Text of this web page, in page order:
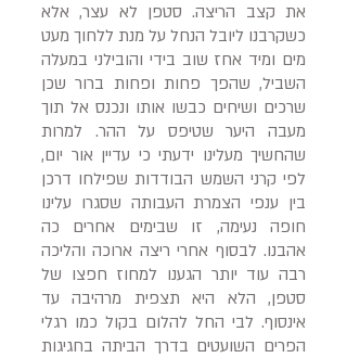
את קצב הריצה. סטפן לא עצר, אלא
כשקרבנו ליובל הנחל על מנת ללחוך מעט
מים ומיד אחז שוב בידי והובילני במעלה
השביל, שהפך פחות ופחות ברור שכן
שרכים ושיחים כבשו אותו ונכנס אל תוך
מעבה היער שטיפס על ההר. למרות
שהחשיך מעלינו ידעתי כי עדיין אור יום,
לפי קרני השמש הבודדות שפילחו דרכן
בין ענפי הצמרת העבותה שסגרו עלינו
חופה נעימה, זו שבימים אחרים כה
אהבנו. לבסוף אחרי ריצה ארוכה והליכה
רבה עוד יותר הגענו למחוז חפצו של
סטפן, הלא היא תצפית מרהיבה עד
אינסוף. לבי החל להלום בקול כמו רגלי
הפרים השועטים בדרך הביתה בחגיגות